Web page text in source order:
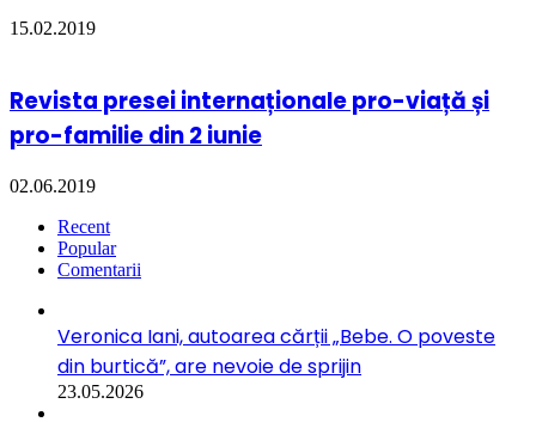
15.02.2019
Revista presei internaționale pro-viață și
pro-familie din 2 iunie
02.06.2019
Recent
Popular
Comentarii
Veronica Iani, autoarea cărții „Bebe. O poveste
din burtică”, are nevoie de sprijin
23.05.2026